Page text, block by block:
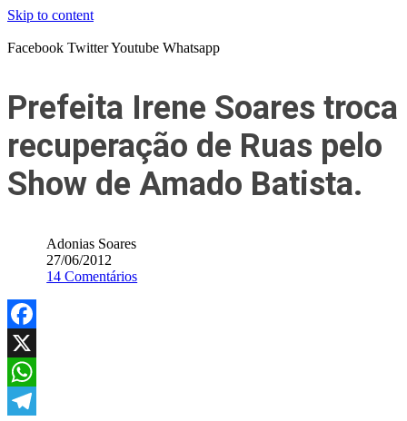
Skip to content
Facebook TwitterYoutube Whatsapp
Prefeita Irene Soares troca
recuperação de Ruas pelo
Show de Amado Batista.
Adonias Soares
27/06/2012
14 Comentários
Facebook
X
WhatsApp